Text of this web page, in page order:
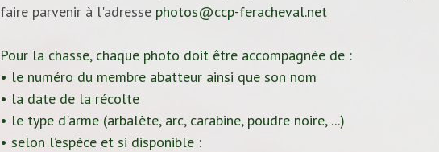
faire parvenir à l'adresse photos@ccp-feracheval.net
Pour la chasse, chaque photo doit être accompagnée de :
• le numéro du membre abatteur ainsi que son nom
• la date de la récolte
• le type d'arme (arbalète, arc, carabine, poudre noire, ...)
• selon l’espèce et si disponible :